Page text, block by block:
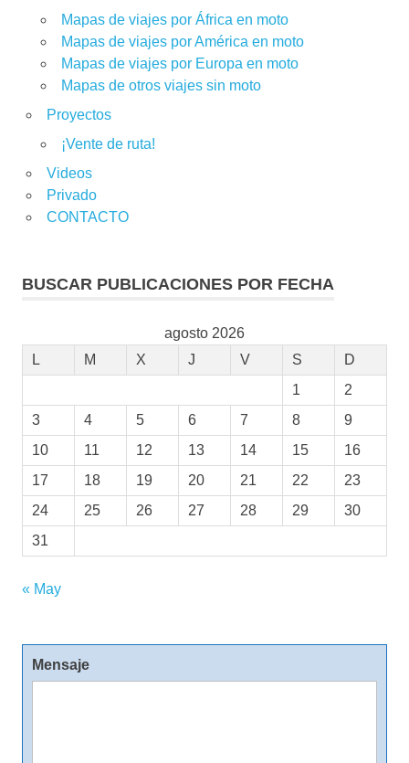
Mapas de viajes por África en moto
Mapas de viajes por América en moto
Mapas de viajes por Europa en moto
Mapas de otros viajes sin moto
Proyectos
¡Vente de ruta!
Videos
Privado
CONTACTO
BUSCAR PUBLICACIONES POR FECHA
agosto 2026
L
M X J V S
D
1
2
3
4 5 6 7 8
9
10
11 12 13 14 15
16
17
18 19 20 21 22
23
24
25 26 27 28 29
30
31
« May
Mensaje